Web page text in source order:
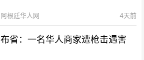
阿根廷华人网 4天前
布省：一名华人商家遭枪击遇害